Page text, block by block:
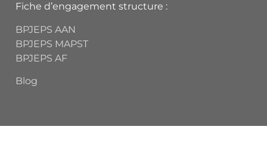
Fiche d’engagement structure :
BPJEPS AAN
BPJEPS MAPST
BPJEPS AF
Blog